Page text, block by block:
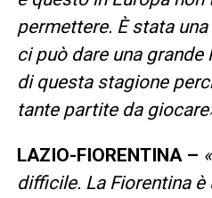
permettere. È stata
ci può dare una
di questa stagione
tante partite da
LAZIO-FIORENTINA –
difficile. La Fiorentina è